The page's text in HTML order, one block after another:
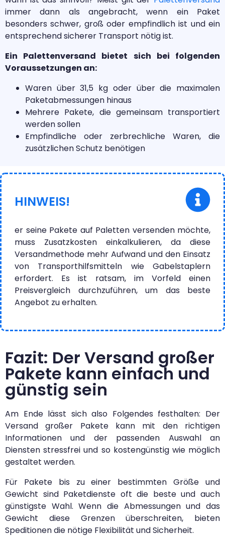
immer dann als angebracht, wenn ein Paket
besonders schwer, groß oder empfindlich ist und ein
entsprechend sicherer Transport nötig ist.
Ein Palettenversand bietet sich bei folgenden
Voraussetzungen an:
Waren über 31,5 kg oder über die maximalen
Paketabmessungen hinaus
Mehrere Pakete, die gemeinsam transportiert
werden sollen
Empfindliche oder zerbrechliche Waren, die
zusätzlichen Schutz benötigen
HINWEIS!
er seine Pakete auf Paletten versenden möchte,
muss Zusatzkosten einkalkulieren, da diese
Versandmethode mehr Aufwand und den Einsatz
von Transporthilfsmitteln wie Gabelstaplern
erfordert. Es ist ratsam, im Vorfeld einen
Preisvergleich durchzuführen, um das beste
Angebot zu erhalten.
Fazit: Der Versand großer
Pakete kann einfach und
günstig sein
Am Ende lässt sich also Folgendes festhalten: Der
Versand großer Pakete kann mit den richtigen
Informationen und der passenden Auswahl an
Diensten stressfrei und so kostengünstig wie möglich
gestaltet werden.
Für Pakete bis zu einer bestimmten Größe und
Gewicht sind Paketdienste oft die beste und auch
günstigste Wahl. Wenn die Abmessungen und das
Gewicht diese Grenzen überschreiten, bieten
Speditionen die nötige Flexibilität und Sicherheit.